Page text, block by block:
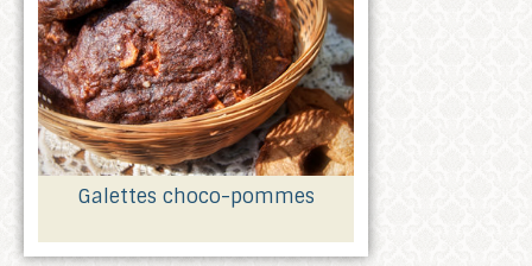
Galettes choco-pommes